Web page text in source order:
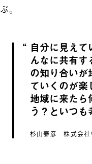
ぶ。
自分に見え
んなに共有
の知り合いが
ていくのが
地域に来たら
う？といつも
杉山泰彦 株式会社